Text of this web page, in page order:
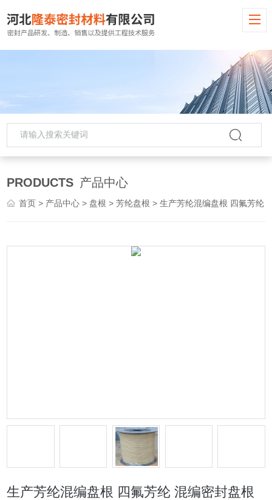
PRODUCTS 产品中心
首页 > 产品中心 > 盘根 >芳纶盘根 > 生产芳纶混编盘根 四氟芳纶 混编密封盘根
生产芳纶混编盘根 四氟芳纶 混编密封盘根